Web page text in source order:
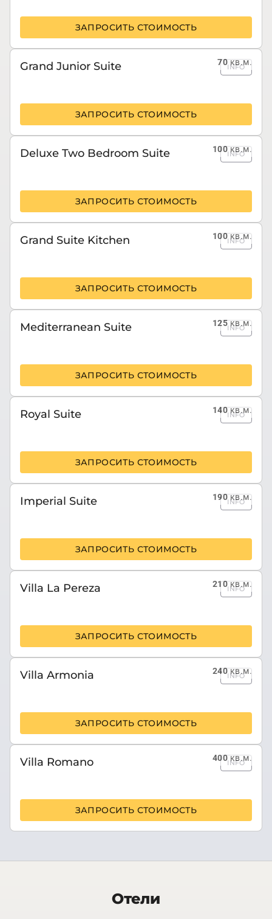
ЗАПРОСИТЬ СТОИМОСТЬ
70кв.м.
Grand Junior Suite INFO
ЗАПРОСИТЬ СТОИМОСТЬ
100кв.м.
Deluxe Two Bedroom Suite INFO
ЗАПРОСИТЬ СТОИМОСТЬ
100кв.м.
Grand Suite Kitchen INFO
ЗАПРОСИТЬ СТОИМОСТЬ
125кв.м.
Mediterranean Suite INFO
ЗАПРОСИТЬ СТОИМОСТЬ
140кв.м.
Royal Suite INFO
ЗАПРОСИТЬ СТОИМОСТЬ
190кв.м.
Imperial Suite INFO
ЗАПРОСИТЬ СТОИМОСТЬ
210кв.м.
Villa La Pereza INFO
ЗАПРОСИТЬ СТОИМОСТЬ
240кв.м.
Villa Armonia INFO
ЗАПРОСИТЬ СТОИМОСТЬ
400кв.м.
Villa Romano INFO
ЗАПРОСИТЬ СТОИМОСТЬ
Отели